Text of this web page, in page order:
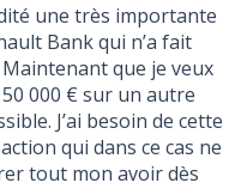
une très importante
Bank qui n’a fait
que je veux
000 € sur un autre
J’ai besoin de cette
qui dans ce cas ne
tout mon avoir dès